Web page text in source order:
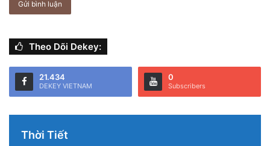
Mình đang chờ fix lỗi chứ ngại dữ liệu quá.”
“iPhone 11 lên iOS 14 pin hao dã man luôn.”
“11 lên hệ điều hành mới bị nóng máy, hao pin.”
Theo Dõi Dekey:
21.434
DEKEY VIETNAM
0
Subscribers
Thời Tiết